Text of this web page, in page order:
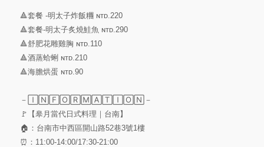
🔺套餐 -明太子炸飯糰 ɴᴛᴅ.220
🔺套餐-明太子炙燒鮭魚 ɴᴛᴅ.290
🔺舒肥花雕雞胸 ɴᴛᴅ.110
🔺酒蒸蛤蜊 ɴᴛᴅ.210
🔺海膽烘蛋 ɴᴛᴅ.90
－🄸🄽🄵🄾🅁🄼🄰🅃🄸🄾🄽－
🚩【皋月當代日式料理｜台南】
🏠：台南市中西區開山路52巷3號1樓
⏰：11:00-14:00/17:30-21:00